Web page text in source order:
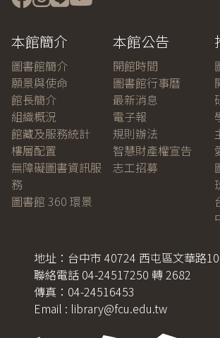
本館簡介
圖書館簡介
願景與使命
館長簡介
組織概況
館藏及服務統計
樓層配置
無障礙圖書資訊服
務
圖書館 360 環景
本館公告
開館時間
圖書館行事曆
最新消息
電子報
規則辦法
智慧財產權宣告
志工招募
地址：台中市 40724 西屯區文華路
聯絡電話 04-24517250 轉 2682
傳真：04-24516453
Email : library@fcu.edu.tw